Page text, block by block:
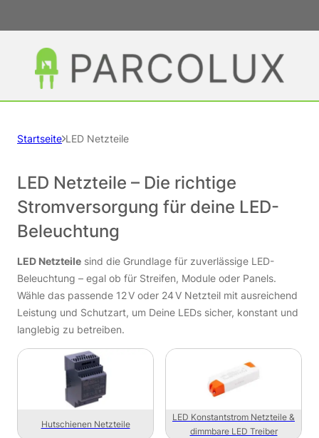
Startseite LED Netzteile
LED Netzteile – Die richtige
Stromversorgung für deine LED-
Beleuchtung
LED Netzteile sind die Grundlage für zuverlässige LED-
Beleuchtung – egal ob für Streifen, Module oder Panels.
Wähle das passende 12 V oder 24 V Netzteil mit ausreichend
Leistung und Schutzart, um Deine LEDs sicher, konstant und
langlebig zu betreiben.
Hutschienen Netzteile
LED Konstantstrom Netzteile &
dimmbare LED Treiber